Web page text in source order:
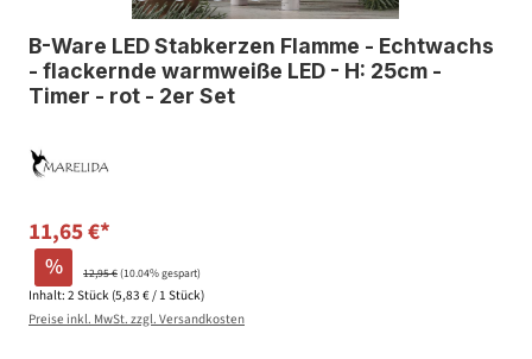
B-Ware LED Stabkerzen Flamme - Echtwachs
- flackernde warmweiße LED - H: 25cm -
Timer - rot - 2er Set
11,65 €*
% 12,95 €(10.04% gespart)
Inhalt: 2 Stück (5,83 € / 1 Stück)
Preise inkl. MwSt. zzgl. Versandkosten